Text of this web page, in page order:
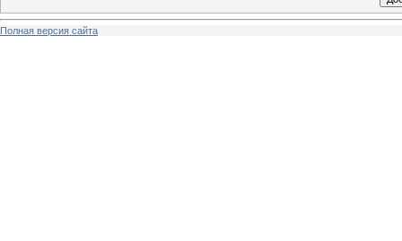
Полная версия сайта